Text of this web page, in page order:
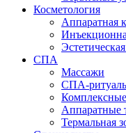
Косметология
Аппаратная
СПА
Массажи
СПА-
Аппаратные
Термальная